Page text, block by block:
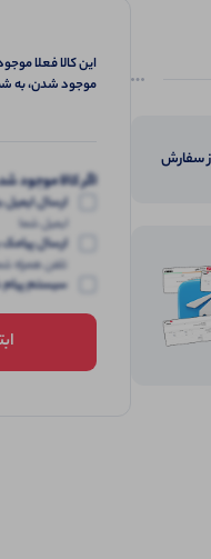
سفارش
این کالا فعلا
موجود شدن، به
اگر کالا موجود
ارسال ایمیل
ایمیل شما
ارسال پیامک
تلفن همراه
سیستم